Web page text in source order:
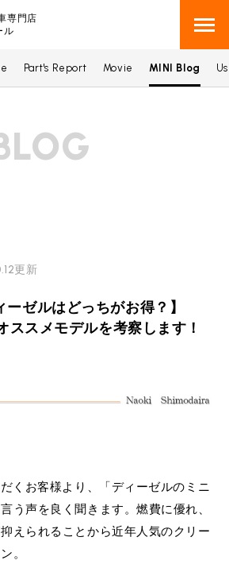
専門店
ル
ニ 在庫検索
バーミニ 在庫検索
りも高い理由
れたお客様の声
ナンス
ンテナンス
ブログ＆メディア
ミニナレッジ
ジ
サイトマップ
Part's Report Movie MINI Blog
更新
ーゼルはどっちがお得？】
ススメモデルを考察します！
くお客様より、「ディーゼルのミニ
う声を良く聞きます。燃費に優れ、
えられることから近年人気のクリー
。